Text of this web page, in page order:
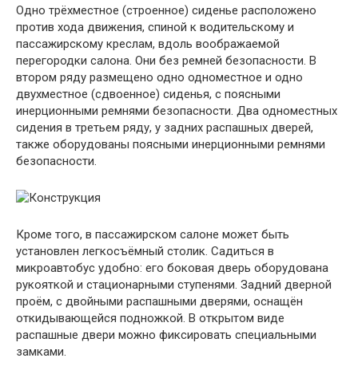
Одно трёхместное (строенное) сиденье расположено
против хода движения, спиной к водительскому и
пассажирскому креслам, вдоль воображаемой
перегородки салона. Они без ремней безопасности. В
втором ряду размещено одно одноместное и одно
двухместное (сдвоенное) сиденья, с поясными
инерционными ремнями безопасности. Два одноместных
сидения в третьем ряду, у задних распашных дверей,
также оборудованы поясными инерционными ремнями
безопасности.
Кроме того, в пассажирском салоне может быть
установлен легкосъёмный столик. Садиться в
микроавтобус удобно: его боковая дверь оборудована
рукояткой и стационарными ступенями. Задний дверной
проём, с двойными распашными дверями, оснащён
откидывающейся подножкой. В открытом виде
распашные двери можно фиксировать специальными
замками.